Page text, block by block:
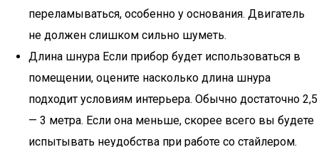
переламываться, особенно у основания. Двигатель
не должен слишком сильно шуметь.
Длина шнура Если прибор будет использоваться в
помещении, оцените насколько длина шнура
подходит условиям интерьера. Обычно достаточно 2,5
— 3 метра. Если она меньше, скорее всего вы будете
испытывать неудобства при работе со стайлером.